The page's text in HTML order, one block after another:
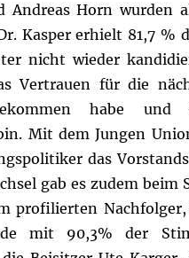
Andreas Horn
Kasper erhielt 81,7 %
nicht wieder
Vertrauen für die
habe und
Mit dem Jungen
das
gab es zudem
profilierten
mit 90,3% der